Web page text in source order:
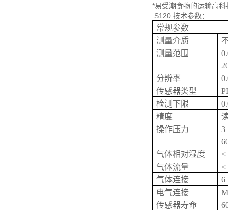
*易受潮食物的运输高科
S120 技术参数：
常规参数
测量介质
测量范围
分辨率
传感器类型
检测下限
精度
操作压力
3
气体相对湿度
<
气体流量
<
气体连接
6
电气连接
传感器寿命